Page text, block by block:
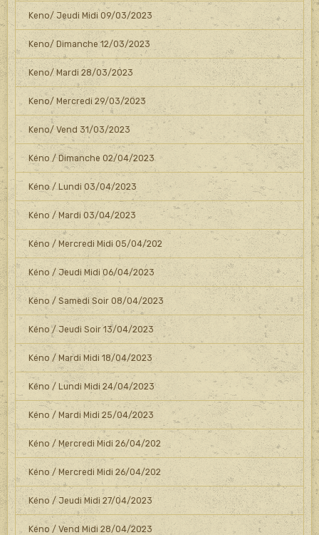
Keno/ Jeudi Midi 09/03/2023
Keno/ Dimanche 12/03/2023
Keno/ Mardi 28/03/2023
Keno/ Mercredi 29/03/2023
Keno/ Vend 31/03/2023
Kéno / Dimanche 02/04/2023
Kéno / Lundi 03/04/2023
Kéno / Mardi 03/04/2023
Kéno / Mercredi Midi 05/04/202
Kéno / Jeudi Midi 06/04/2023
Kéno / Samedi Soir 08/04/2023
Kéno / Jeudi Soir 13/04/2023
Kéno / Mardi Midi 18/04/2023
Kéno / Lundi Midi 24/04/2023
Kéno / Mardi Midi 25/04/2023
Kéno / Mercredi Midi 26/04/202
Kéno / Mercredi Midi 26/04/202
Kéno / Jeudi Midi 27/04/2023
Kéno / Vend Midi 28/04/2023